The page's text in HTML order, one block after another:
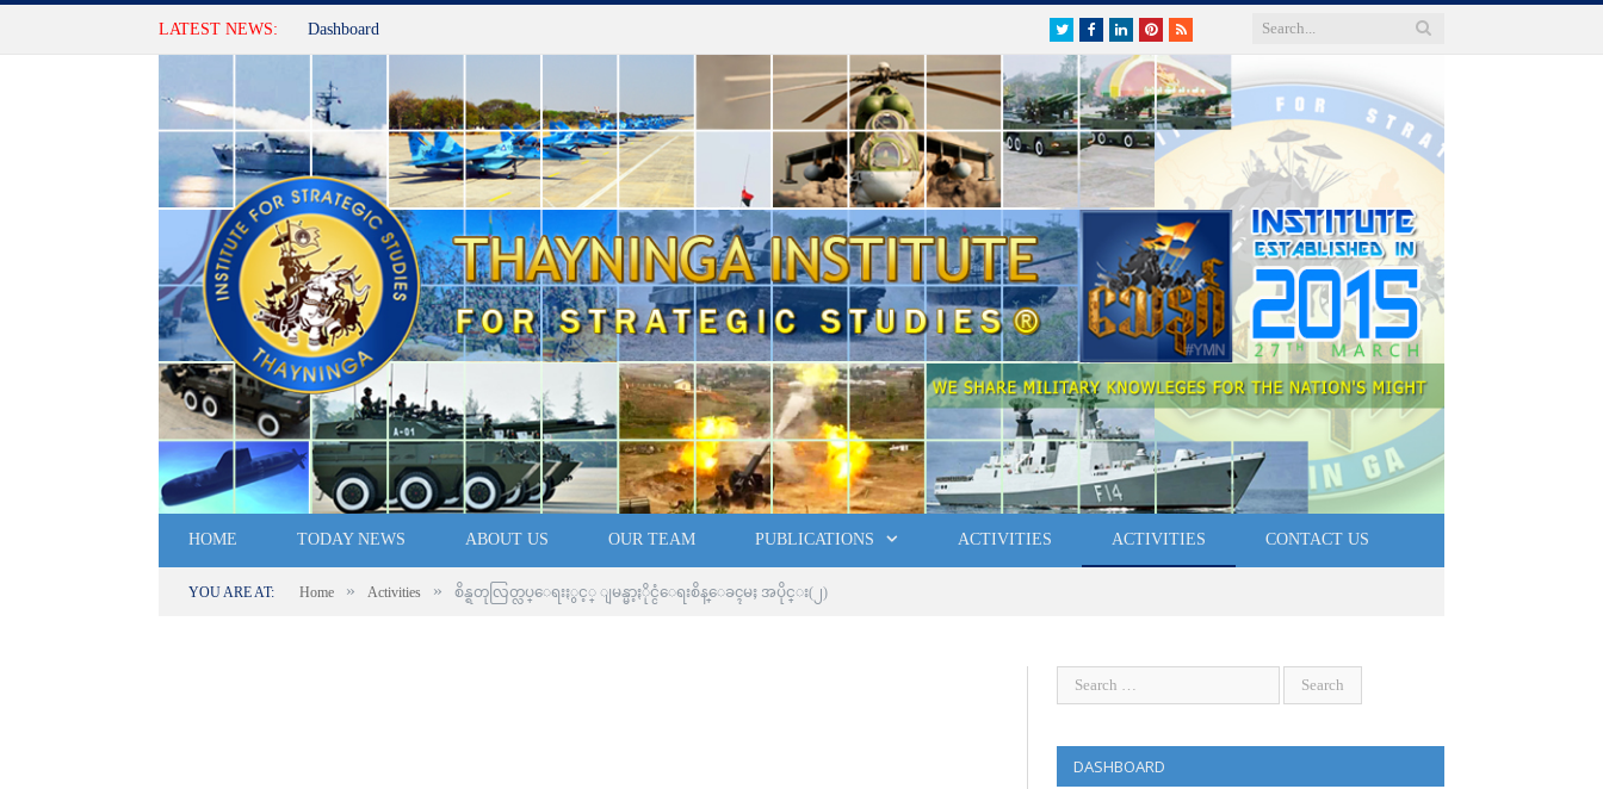
LATEST NEWS: Dashboard TwitterFacebookLinkedInPinterest
RSS
HOME TODAY NEWS ABOUT US OUR TEAM PUBLICATIONS ACTIVITIES ACTIVITIES CONTACT US
YOU ARE AT: Home » Activities » စိန္ရတုလြတ္လပ္ေရးႏွင့္ ျမန္မာ့ႏိုင္ငံေရးစိန္ေခၚမႈ အပိုင္း(၂)
DASHBOARD